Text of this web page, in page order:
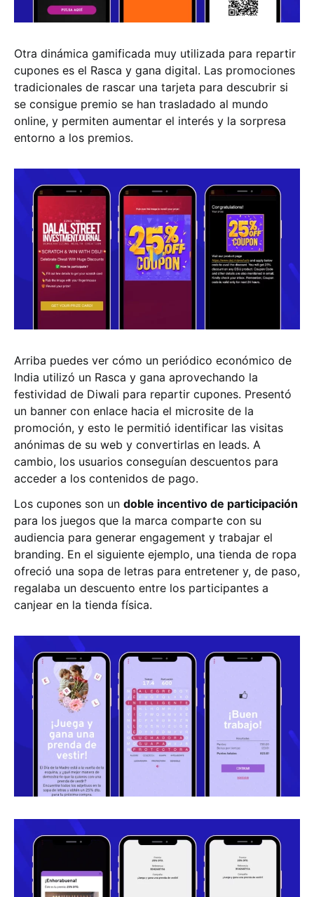
Otra dinámica gamificada muy utilizada para repartir
cupones es el Rasca y gana digital. Las promociones
tradicionales de rascar una tarjeta para descubrir si
se consigue premio se han trasladado al mundo
online, y permiten aumentar el interés y la sorpresa
entorno a los premios.
Arriba puedes ver cómo un periódico económico de
India utilizó un Rasca y gana aprovechando la
festividad de Diwali para repartir cupones. Presentó
un banner con enlace hacia el microsite de la
promoción, y esto le permitió identificar las visitas
anónimas de su web y convertirlas en leads. A
cambio, los usuarios conseguían descuentos para
acceder a los contenidos de pago.
Los cupones son un doble incentivo de participación
para los juegos que la marca comparte con su
audiencia para generar engagement y trabajar el
branding. En el siguiente ejemplo, una tienda de ropa
ofreció una sopa de letras para entretener y, de paso,
regalaba un descuento entre los participantes a
canjear en la tienda física.